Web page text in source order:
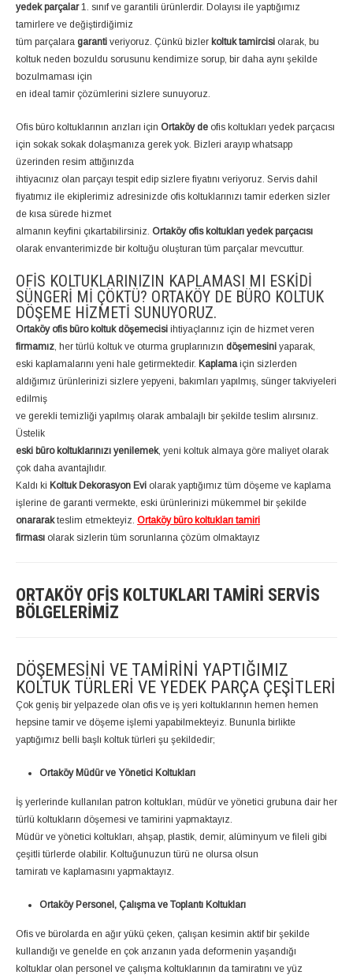
yedek parçalar1. sınıf ve garantili ürünlerdir. Dolayısı ile yaptığımız
tamirlere ve değiştirdiğimiz
tüm parçalara garanti veriyoruz. Çünkü bizler koltuk tamircisi olarak, bu
koltuk neden bozuldu sorusunu kendimize sorup, bir daha aynı şekilde
bozulmaması için
en ideal tamir çözümlerini sizlere sunuyoruz.
Ofis büro koltuklarının arızları için Ortaköy de ofis koltukları yedek parçacısı
için sokak sokak dolaşmanıza gerek yok. Bizleri arayıp whatsapp
üzerinden resim attığınızda
ihtiyacınız olan parçayı tespit edip sizlere fiyatını veriyoruz. Servis dahil
fiyatımız ile ekiplerimiz adresinizde ofis koltuklarınızı tamir ederken sizler
de kısa sürede hizmet
almanın keyfini çıkartabilirsiniz. Ortaköy ofis koltukları yedek parçacısı
olarak envanterimizde bir koltuğu oluşturan tüm parçalar mevcuttur.
OFIS KOLTUKLARINIZIN KAPLAMASI MI ESKIDI
SÜNGERI MI ÇÖKTÜ? ORTAKÖY DE BÜRO KOLTUK
DÖŞEME HIZMETI SUNUYORUZ.
Ortaköy ofis büro koltuk döşemecisi ihtiyaçlarınız için de hizmet veren
firmamız , her türlü koltuk ve oturma gruplarınızın döşemesini yaparak,
eski kaplamalarını yeni hale getirmektedir. Kaplamaiçin sizlerden
aldığımız ürünlerinizi sizlere yepyeni, bakımları yapılmış, sünger takviyeleri
edilmiş
ve gerekli temizliği yapılmış olarak ambalajlı bir şekilde teslim alırsınız.
Üstelik
eski büro koltuklarınızı yenilemek, yeni koltuk almaya göre maliyet olarak
çok daha avantajlıdır.
Kaldı ki Koltuk Dekorasyon Evi olarak yaptığımız tüm döşeme ve kaplama
işlerine de garanti vermekte, eski ürünlerinizi mükemmel bir şekilde
onararakteslim etmekteyiz. Ortaköy büro koltukları tamiri
firması olarak sizlerin tüm sorunlarına çözüm olmaktayız
ORTAKÖY OFIS KOLTUKLARI TAMIRI SERVIS
BÖLGELERIMIZ
DÖŞEMESINI VE TAMIRINI YAPTIĞIMIZ
KOLTUK TÜRLERI VE YEDEK PARÇA ÇEŞITLERI
Çok geniş bir yelpazede olan ofis ve iş yeri koltuklarının hemen hemen
hepsine tamir ve döşeme işlemi yapabilmekteyiz. Bununla birlikte
yaptığımız belli başlı koltuk türleri şu şekildedir;
Ortaköy Müdür ve Yönetici Koltukları
İş yerlerinde kullanılan patron koltukları, müdür ve yönetici grubuna dair her
türlü koltukların döşemesi ve tamirini yapmaktayız.
Müdür ve yönetici koltukları, ahşap, plastik, demir, alüminyum ve fileli gibi
çeşitli türlerde olabilir. Koltuğunuzun türü ne olursa olsun
tamiratı ve kaplamasını yapmaktayız.
Ortaköy Personel, Çalışma ve Toplantı Koltukları
Ofis ve bürolarda en ağır yükü çeken, çalışan kesimin aktif bir şekilde
kullandığı ve genelde en çok arızanın yada deformenin yaşandığı
koltuklar olan personel ve çalışma koltuklarının da tamiratını ve yüz